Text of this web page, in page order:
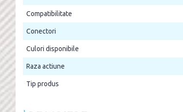
Compatibilitate
Conectori
Culori disponibile
Raza actiune
Tip produs